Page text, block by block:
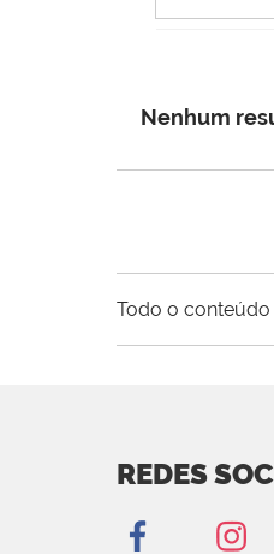
Nenhum
Todo o
REDES